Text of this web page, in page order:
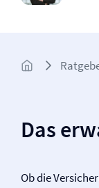
Das
Ob die